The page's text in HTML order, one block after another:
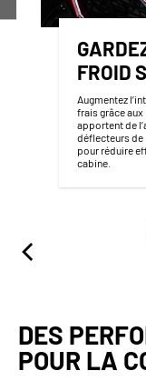
FROID
Augmentez
frais grâce
apportent de
déflecteurs de
pour réduire
cabine.
DES
POUR LA